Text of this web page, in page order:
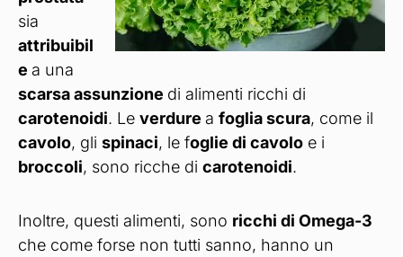
sia
attribuibil
e a una
scarsa assunzione di alimenti ricchi di
carotenoidi. Le verdure a foglia scura, come il
cavolo, gli spinaci, le foglie di cavolo e i
broccoli, sono ricche di carotenoidi.
Inoltre, questi alimenti, sono ricchi di Omega-3
che come forse non tutti sanno, hanno un